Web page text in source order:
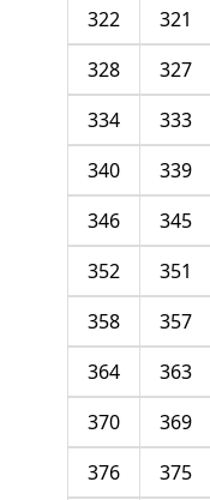
321
322
327
328
333
334
339
340
345
346
351
352
357
358
363
364
369
370
375
376